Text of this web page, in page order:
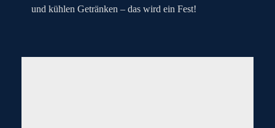
und kühlen Getränken – das wird ein Fest!